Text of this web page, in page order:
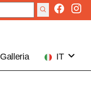
Galleria
IT